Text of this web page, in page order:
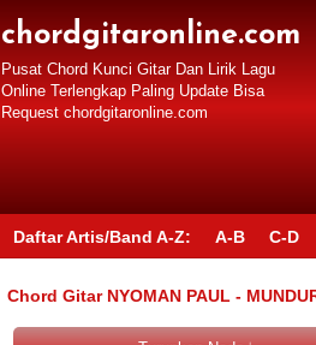
chordgitaronline.com
Pusat Chord Kunci Gitar Dan Lirik Lagu
Online Terlengkap Paling Update Bisa
Request chordgitaronline.com
Daftar Artis/Band A-Z: A-B C-D
Chord Gitar NYOMAN PAUL -